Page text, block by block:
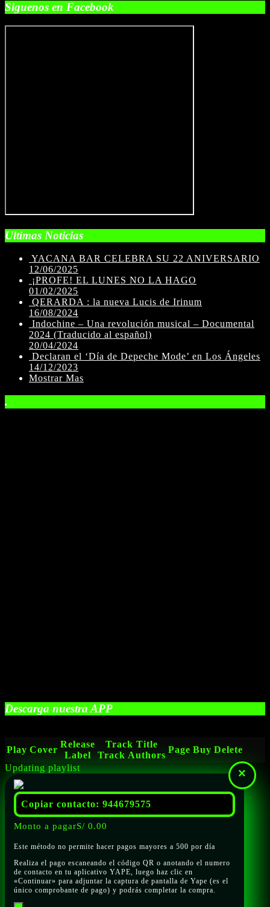
Siguenos en Facebook
Ultimas Noticias
YACANA BAR CELEBRA SU 22 ANIVERSARIO
12/06/2025
¡PROFE! EL LUNES NO LA HAGO
01/02/2025
QERARDA : la nueva Lucis de Irinum
16/08/2024
Indochine – Una revolución musical – Documental
2024 (Traducido al español)
20/04/2024
Declaran el ‘Día de Depeche Mode’ en Los Ángeles
14/12/2023
Mostrar Mas
.
Descarga nuestra APP
Play Cover
Release
Label
Track Title
Track Authors
Page Buy Delete
Updating playlist
×
Copiar contacto: 944679575
Monto a pagarS/ 0.00
Este método no permite hacer pagos mayores a 500 por día
Realiza el pago escaneando el código QR o anotando el numero
de contacto en tu aplicativo YAPE, luego haz clic en
«Continuar» para adjuntar la captura de pantalla de Yape (es el
único comprobante de pago) y podrás completar la compra.